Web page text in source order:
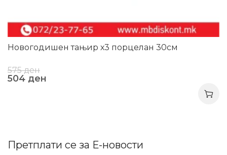
Новогодишен тањир х3 порцелан 30см
575ден
504 ден
Претплати се за Е-новости